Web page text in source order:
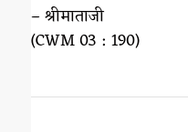
– श्रीमाताजी
(CWM 03 : 190)